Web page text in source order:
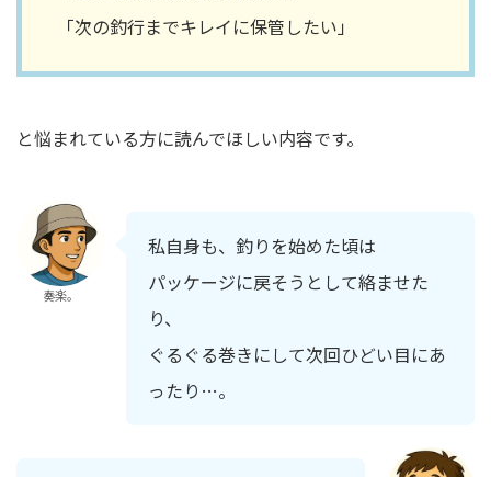
「次の釣行までキレイに保管したい」
と悩まれている方に読んでほしい内容です。
奏楽。
私自身も、釣りを始めた頃は
パッケージに戻そうとして絡ませた
り、
ぐるぐる巻きにして次回ひどい目にあ
ったり…。